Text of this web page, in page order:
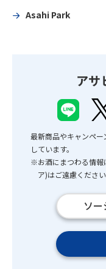
Asahi Park
アサ
最新商品やキャンペ
しています。
※お酒にまつわる情報
ア)はご遠慮ください
ソ